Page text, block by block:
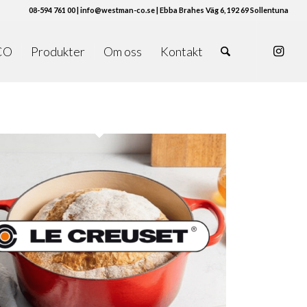
08-594 761 00 | info@westman-co.se | Ebba Brahes Väg 6, 192 69 Sollentuna
Produkter Om oss Kontakt